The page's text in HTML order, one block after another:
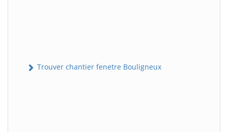
Trouver chantier fenetre Bouligneux